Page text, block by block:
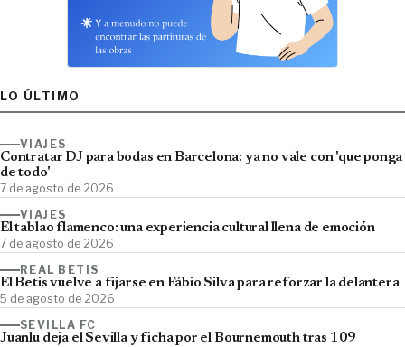
LO ÚLTIMO
VIAJES
Contratar DJ para bodas en Barcelona: ya no vale con 'que ponga
de todo'
7 de agosto de 2026
VIAJES
El tablao flamenco: una experiencia cultural llena de emoción
7 de agosto de 2026
REAL BETIS
El Betis vuelve a fijarse en Fábio Silva para reforzar la delantera
5 de agosto de 2026
SEVILLA FC
Juanlu deja el Sevilla y ficha por el Bournemouth tras 109